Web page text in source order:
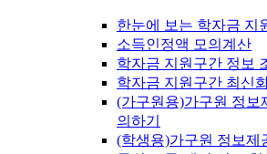
한눈에 보는 학자금 지
소득인정액 모의계산
학자금 지원구간 정보
학자금 지원구간 최신
(가구원용)가구원 정보
의하기
(학생용)가구원 정보제